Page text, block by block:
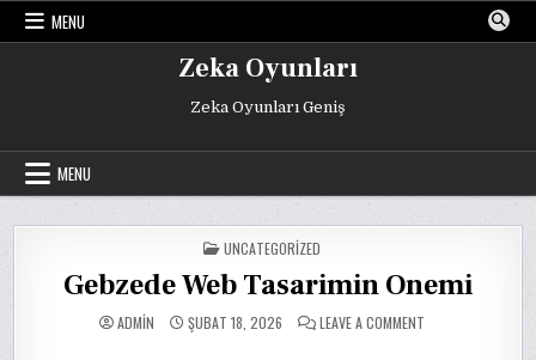
Skip
MENU
Zeka Oyunları
Zeka Oyunları Geniş
MENU
POSTED
IN
UNCATEGORIZED
Gebzede Web Tasarimin Onemi
ADMIN ŞUBAT 18, 2026 LEAVE A COMMENT